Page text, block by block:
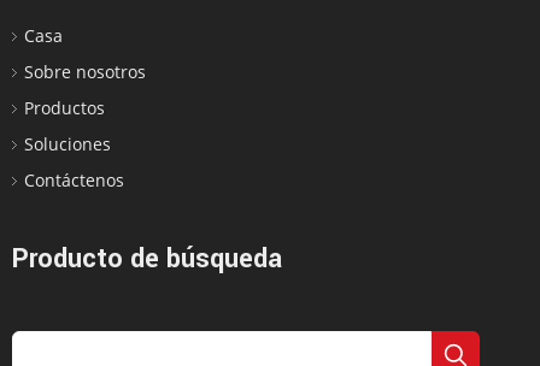
Casa
Sobre nosotros
Productos
Soluciones
Contáctenos
Producto de búsqueda